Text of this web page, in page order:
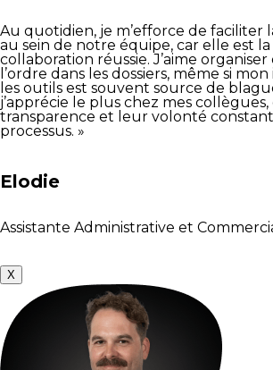
Au quotidien, je m’efforce de faciliter
au sein de notre équipe, car elle est la
collaboration réussie. J’aime
l’ordre dans les dossiers, même si
les outils est souvent source de
j’apprécie le plus chez mes collègues,
transparence et leur volonté
processus. »
Elodie
Assistante Administrative et
X